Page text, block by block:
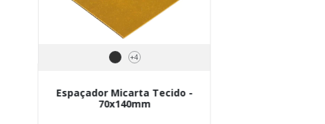
+4
Espaçador Micarta Tecido -
70x140mm